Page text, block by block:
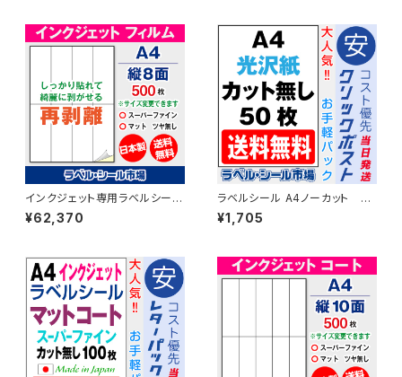
インクジェット専用ラベルシール
フィルム再剥離 A4-縦8面 500
枚 スーパーファイン T4Y2iDrs
¥62,370
ラベルシール A4ノーカット レ
ーザープリンター専用 光沢
紙 50枚 クリックポスト版
¥1,705